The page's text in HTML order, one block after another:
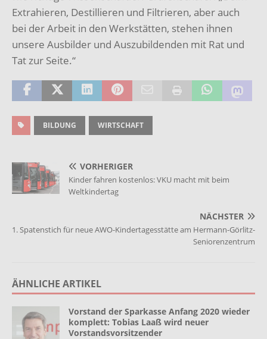
Extrahieren, Destillieren und Filtrieren, aber auch
bei der Arbeit in den Werkstätten, stehen ihnen
unsere Ausbilder und Auszubildenden mit Rat und
Tat zur Seite.“
BILDUNG WIRTSCHAFT
VORHERIGER
Kinder fahren kostenlos: VKU macht mit beim
Weltkindertag
NÄCHSTER
1. Spatenstich für neue AWO-Kindertagesstätte am Hermann-Görlitz-
Seniorenzentrum
ÄHNLICHE ARTIKEL
Vorstand der Sparkasse Anfang 2020 wieder
komplett: Tobias Laaß wird neuer
Vorstandsvorsitzender